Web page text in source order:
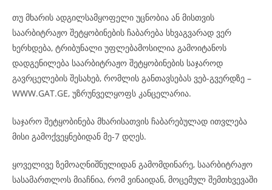
თუ მხარის ადგილსამყოფელი უცნობია ან მისთვის
საარბიტრაჟო შეტყობინების ჩაბარება სხვაგვარად ვერ
ხერხდება, ტრიბუნალი უფლებამოსილია გამოიტანოს
დადგენილება საარბიტრაჟო შეტყობინების საჯაროდ
გავრცელების შესახებ, რომლის განთავსებას ვებ-გვერდზე –
WWW.GAT.GE, უზრუნველყოფს კანცელარია.
საჯარო შეტყობინება მხარისათვის ჩაბარებულად ითვლება
მისი გამოქვეყნებიდან მე-7 დღეს.
ყოველივე ზემოაღნიშნულიდან გამომდინარე, საარბიტრაჟო
სასამართლოს მიაჩნია, რომ ვინაიდან, მოცემულ შემთხვევაში